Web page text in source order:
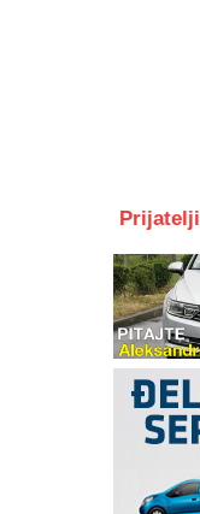
Prijatelji